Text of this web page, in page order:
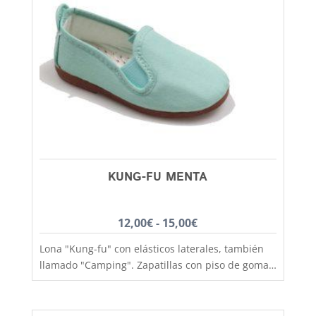
KUNG-FU MENTA
12,00€ - 15,00€Rango
de
precios:
desde
Lona "Kung-fu" con elásticos laterales, también
llamado "Camping". Zapatillas con piso de goma
antideslizante, ligero acolchado interior y